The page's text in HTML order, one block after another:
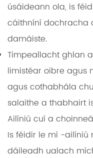
úsáideann ola, is
cáithníní dochracha
damáiste.
Timpeallacht ghlan
limistéar oibre agus
agus cothabhála
salaithe a thabhairt
Ailíniú cuí a
Is féidir le mí -ailíniú
dáileadh ualach